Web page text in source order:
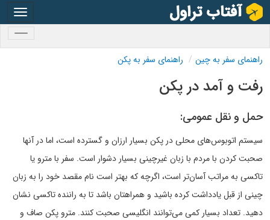
راهنمای سفر به چین راهنمای سفر به پکن
رفت و آمد در پکن
حمل و نقل عمومی:
سیستم اتوبوس‌های محلی در پکن بسیار ارزان و گسترده است، اما در آنها
صحبت کردن با مردم با زبان غیرچینی بسیار دشوار است. سفر با مترو یا
تاکسی به مراتب آسان‌تر است، اگرچه که بهتر است نام مقصد خود را به زبان
چینی از قبل یادداشت کرده باشید و همراهتان باشد تا به راننده تاکسی نشان
دهید. تعداد بسیار کمی می‌توانند انگلیسی صحبت کنند. مترو پکن صاف و